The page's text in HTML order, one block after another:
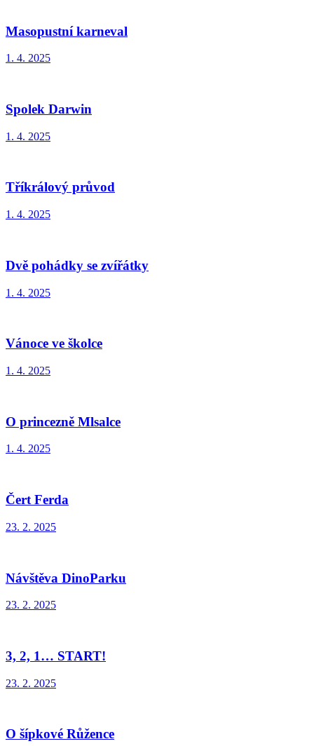
Masopustní karneval
1. 4. 2025
Spolek Darwin
1. 4. 2025
Tříkrálový průvod
1. 4. 2025
Dvě pohádky se zvířátky
1. 4. 2025
Vánoce ve školce
1. 4. 2025
O princezně Mlsalce
1. 4. 2025
Čert Ferda
23. 2. 2025
Návštěva DinoParku
23. 2. 2025
3, 2, 1… START!
23. 2. 2025
O šípkové Růžence